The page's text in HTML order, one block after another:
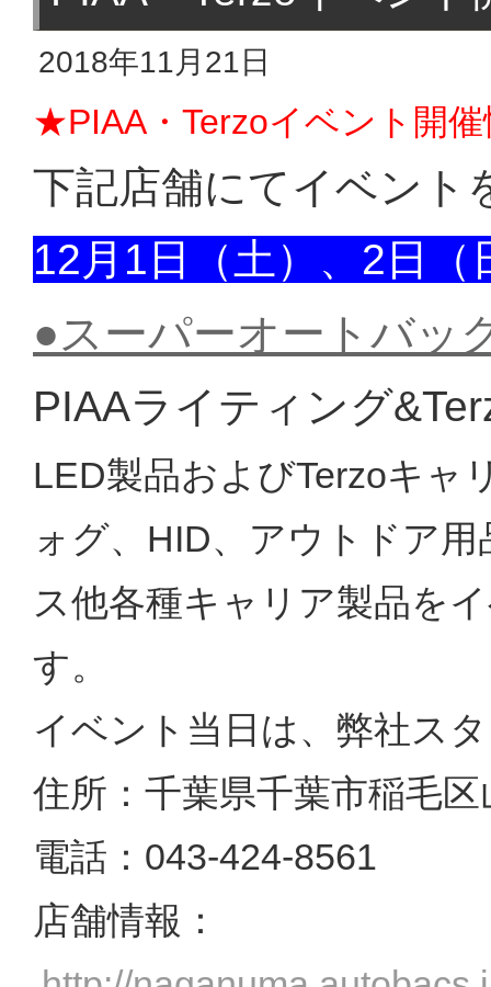
2018年11月21日
★PIAA・Terzoイベント開
下記店舗にてイベント
12月1日（土）、2日（
●スーパーオートバッ
PIAAライティング
LED製品およびTerzoキャ
ォグ、HID、アウトドア
ス他各種キャリア製品を
す。
イベント当日は、弊社ス
住所：千葉県千葉市稲毛
電話：043-424-8561
店舗情報：